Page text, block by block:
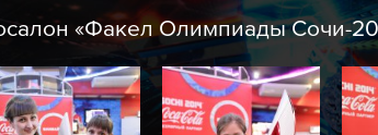
«Факел Олимпиады Сочи-